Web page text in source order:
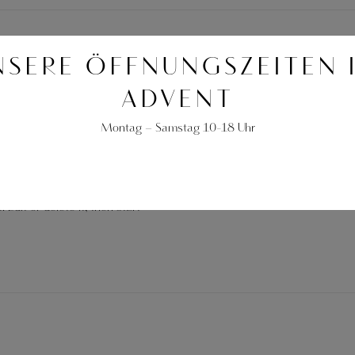
KATEGORIE: UNCATEGORIZED
Edit or delete it, then start
ÖFFNUNGSZEITEN
ADVENT
Montag – Samstag 10-18 Uhr